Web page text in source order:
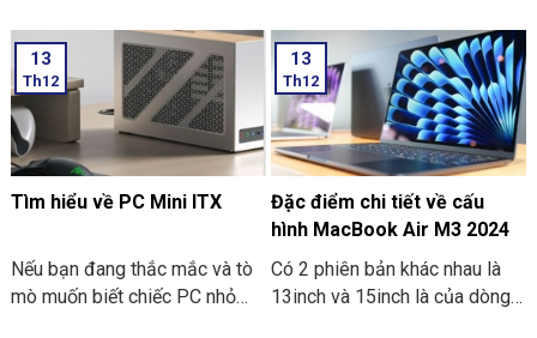
không thể cập nhật sinh trắc
học trên ứng dụng ngân hàng
thường gặp nhé:
drum máy in là như thế nào
nhé?
13
Th12
Tìm hiểu về PC Mini ITX
Nếu bạn đang thắc mắc và tò
mò muốn biết chiếc PC nhỏ
13
Th12
Đặc điểm chi tiết về cấu
hình MacBook Air M3 2024
Có 2 phiên bản khác nhau là
13inch và 15inch là của dòng